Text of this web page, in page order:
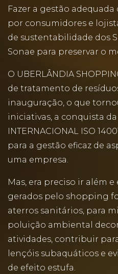
Fazer a gestão
por consumidores e
de sustentabilidade dos
Sonae para preservar o
O UBERLÂNDIA
de tratamento de
inauguração, o que
iniciativas, a conquista da
INTERNACIONAL ISO
para a gestão eficaz de
uma empresa.
Mas, era preciso ir além
gerados pelo shopping
aterros sanitários, para
poluição ambiental
atividades, contribuir
lençóis subaquáticos e
de efeito estufa.